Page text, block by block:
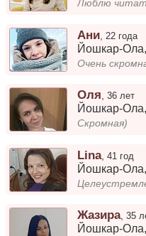
Ани 22 года
Йошкар-Ола
Очень
Оля ,36 лет
Йошкар-Ола
Скромная)
Lina,41 год
Йошкар-Ола
Жазира,35
Йошкар-Ола